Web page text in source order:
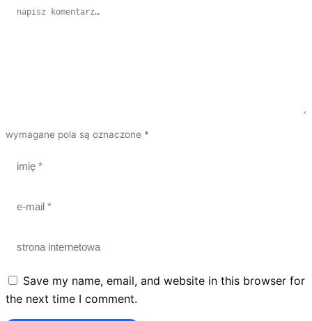
wymagane pola są oznaczone *
Save my name, email, and website in this browser for
the next time I comment.